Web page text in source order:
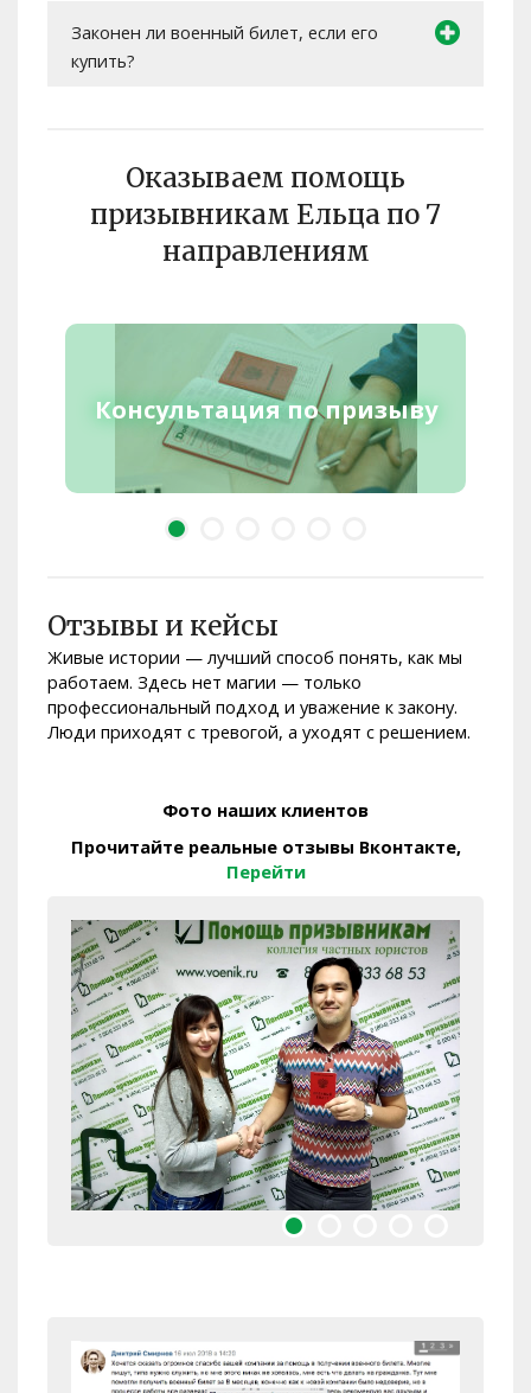
Законен ли военный билет, если его
купить?
Оказываем помощь
призывникам Ельца по 7
направлениям
Консультация по призыву
Отзывы и кейсы
Живые истории — лучший способ понять, как мы
работаем. Здесь нет магии — только
профессиональный подход и уважение к закону.
Люди приходят с тревогой, а уходят с решением.
Фото наших клиентов
Прочитайте реальные отзывы Вконтакте,
Перейти